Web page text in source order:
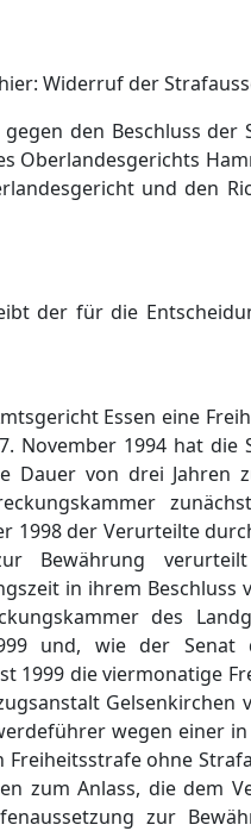
Widerruf der
den Beschluss der
Oberlandesgerichts
und den
der für die
Essen eine
November 1994 hat die
von drei Jahren
1998 der Verurteilte
Bewährung
in ihrem Beschluss
des
und, wie der
1999 die viermonatige
wegen einer
ohne
zum Anlass, die dem
zur